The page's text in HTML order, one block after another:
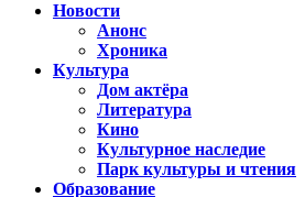
Новости
Анонс
Хроника
Культура
Дом актёра
Литература
Кино
Культурное наследие
Парк культуры и чтения
Образование